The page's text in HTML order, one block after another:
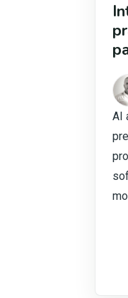
AI